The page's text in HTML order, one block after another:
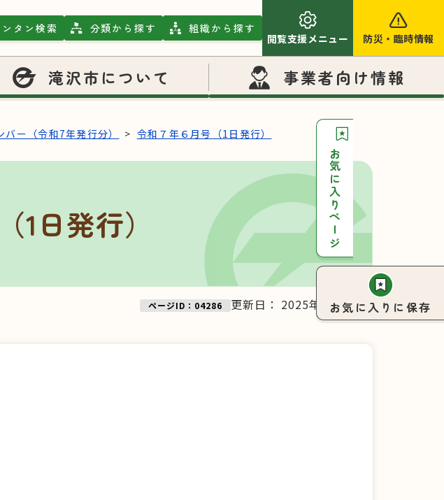
ンタン検索 分類から探す 組織から探す
閲覧支援メニュー 防災 ・ 臨時情報
滝沢市について 事業者向け情報
お気に入りページ
お気に入りに保存
バー（令和7年発行分） 令和７年６月号（1日発行）
1日発行）
ページID：04286 更新日： 2025年06月01日